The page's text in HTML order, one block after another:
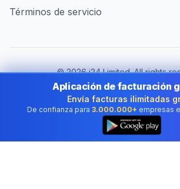
Términos de servicio
©2026i24 Limited. All rights
Al servicio de empresas en
Cambiar de país:
Spain
Aplicación de facturación
Envía facturas ilimitadas
De confianza para 3.000.000+ empresas